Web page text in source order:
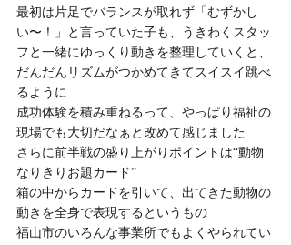
最初は片足でバランスが取れず「むずかし
い〜！」と言っていた子も、うきわくスタッ
フと一緒にゆっくり動きを整理していくと、
だんだんリズムがつかめてきてスイスイ跳べ
るように
成功体験を積み重ねるって、やっぱり福祉の
現場でも大切だなぁと改めて感じました
さらに前半戦の盛り上がりポイントは“動物
なりきりお題カード”
箱の中からカードを引いて、出てきた動物の
動きを全身で表現するというもの
福山市のいろんな事業所でもよくやられてい